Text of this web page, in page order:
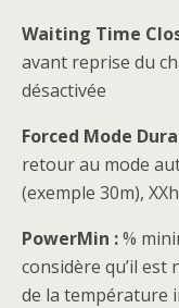
Waiting Time
avant reprise du
désactivée
Forced Mode
retour au mode
(exemple 30m),
PowerMin :%
considère qu’il est
de la température